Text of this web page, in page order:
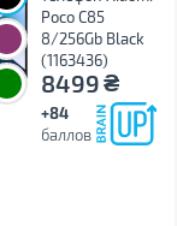
Poco C85
8/256Gb Black
(1163436)
8499₴
+84
баллов